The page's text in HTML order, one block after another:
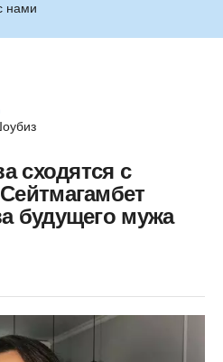
нами
сходятся с
будущего мужа